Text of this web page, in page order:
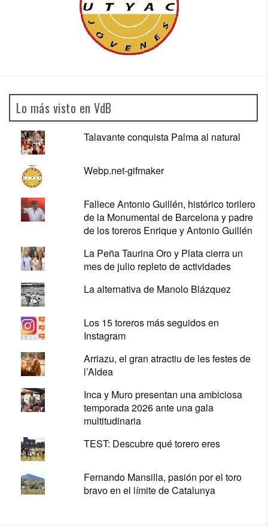
Lo más visto en VdB
Talavante conquista Palma al natural
Webp.net-gifmaker
Fallece Antonio Guillén, histórico torilero
de la Monumental de Barcelona y padre
de los toreros Enrique y Antonio Guillén
La Peña Taurina Oro y Plata cierra un
mes de julio repleto de actividades
La alternativa de Manolo Blázquez
Los 15 toreros más seguidos en
Instagram
Arriazu, el gran atractiu de les festes de
l’Aldea
Inca y Muro presentan una ambiciosa
temporada 2026 ante una gala
multitudinaria
TEST: Descubre qué torero eres
Fernando Mansilla, pasión por el toro
bravo en el límite de Catalunya